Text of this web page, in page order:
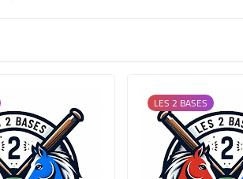
LES 2 BASES